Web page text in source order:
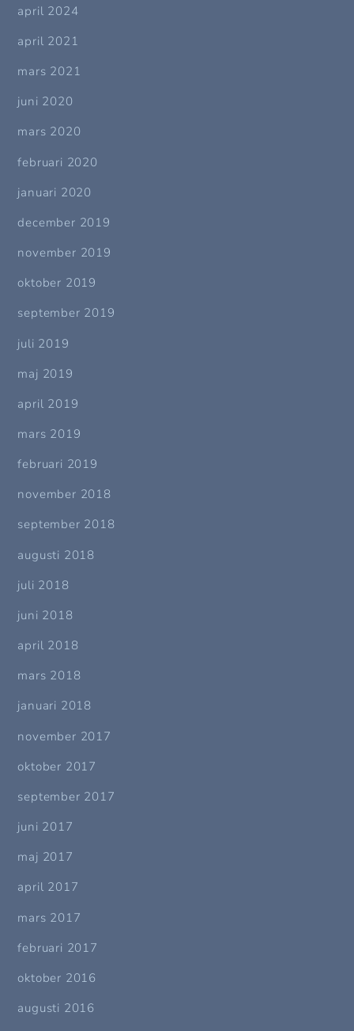
april 2024
april 2021
mars 2021
juni 2020
mars 2020
februari 2020
januari 2020
december 2019
november 2019
oktober 2019
september 2019
juli 2019
maj 2019
april 2019
mars 2019
februari 2019
november 2018
september 2018
augusti 2018
juli 2018
juni 2018
april 2018
mars 2018
januari 2018
november 2017
oktober 2017
september 2017
juni 2017
maj 2017
april 2017
mars 2017
februari 2017
oktober 2016
augusti 2016